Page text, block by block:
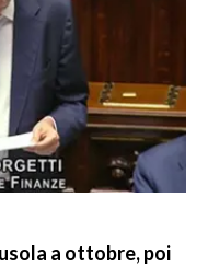
a ottobre, poi